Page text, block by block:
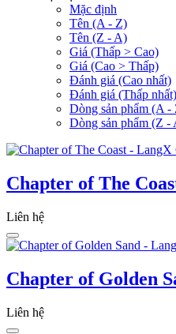
Mặc định
Tên (A - Z)
Tên (Z - A)
Giá (Thấp > Cao)
Giá (Cao > Thấp)
Đánh giá (Cao nhất)
Đánh giá (Thấp nhất)
Dòng sản phẩm (A -
Dòng sản phẩm (Z -
Chapter of The
Liên hệ
Chapter of Golden
Liên hệ